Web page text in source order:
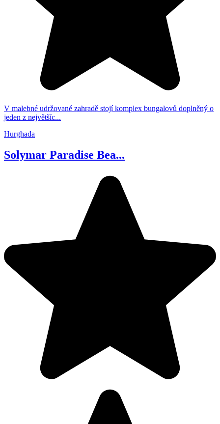
V malebné udržované zahradě stojí komplex bungalovů doplněný o
jeden z největšíc...
Hurghada
Solymar Paradise Bea...